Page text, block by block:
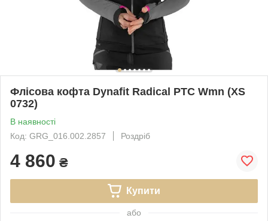
Флісова кофта Dynafit Radical PTC Wmn (XS
0732)
В наявності
Код: GRG_016.002.2857
Роздріб
4 860 ₴
Купити
або